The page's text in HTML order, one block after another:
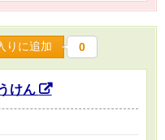
りに追加 0
けん